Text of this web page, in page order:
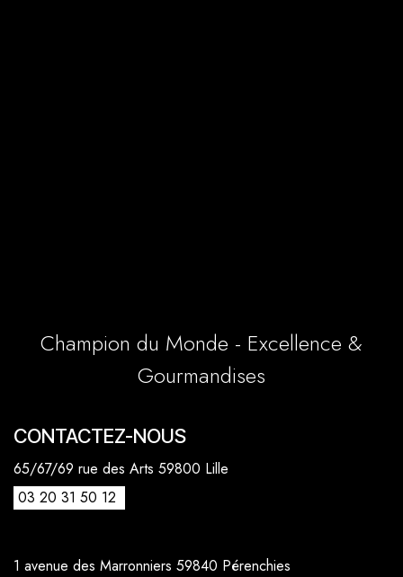
CONTACTEZ-NOUS
65/67/69 rue des Arts 59800 Lille
03 20 31 50 12
1 avenue des Marronniers 59840 Pérenchies
Champion du Monde - Excellence &
Gourmandises